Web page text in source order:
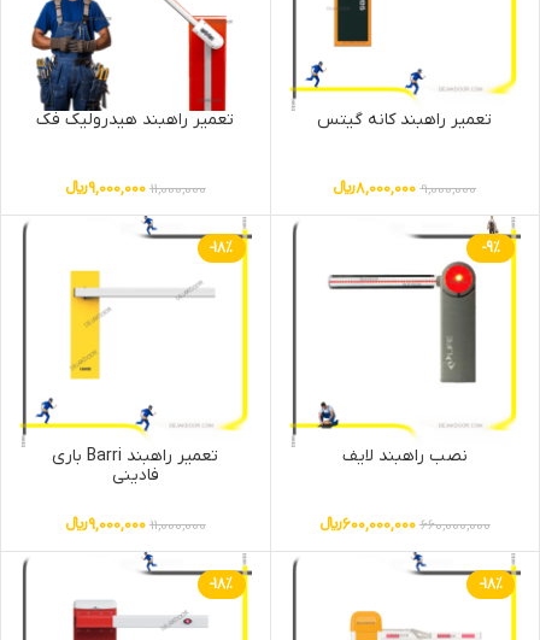
تعمیر راهبند کانه گیتس
9,000,000
8,000,000﷼
تعمیر راهبند هیدرولیک فک
11,000,000
9,000,000﷼
-9%
نصب راهبند لایف
660,000,000
600,000,000﷼
-18%
تعمیر راهبند Barri باری
فادینی
11,000,000
9,000,000﷼
-18%
-18%